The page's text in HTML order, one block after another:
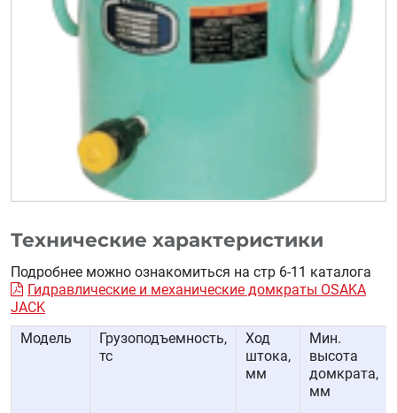
Технические характеристики
Подробнее можно ознакомиться на стр 6-11 каталога
Гидравлические и механические домкраты OSAKA
JACK
Модель
Грузоподъемность,
тс
Ход
штока,
мм
Мин.
высота
домкрата,
мм